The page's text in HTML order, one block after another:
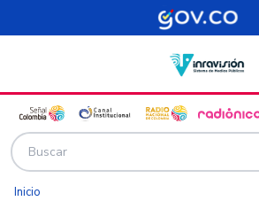
Pasar al contenido principal
Inicio